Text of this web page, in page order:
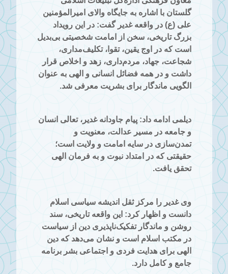
گلستان با اشاره به جایگاه والای امیرالمؤمنین
علی (ع) در واقعه غدیر گفت: در این رویداد
بزرگ تاریخی، سخن از امامت شخصیتی بی‌بدیل
است که در اوج یقین، تقوا، تکلیف‌مداری،
شجاعت، جهاد، مردم‌داری، زهد و اخلاص قرار
داشت و در همه فضائل انسانی و الهی به عنوان
الگویی ماندگار برای بشریت معرفی شد.
دیلمی ادامه داد: پیام جاودانه غدیر، تعالی انسان
و جامعه در مسیر عدالت، معنویت و
تمدن‌سازی در سایه امامت و ولایت است؛
حقیقتی که در امتداد نبوت و به فرمان الهی
تحقق یافت.
وی غدیر را مرکز ثقل اندیشه سیاسی اسلام
دانست و اظهار کرد: این واقعه تاریخی، سند
روشن و ماندگار تفکیک‌ناپذیری دین از سیاست
در مکتب اسلام است و نشان می‌دهد که دین
الهی برای هدایت فردی و اجتماعی بشر برنامه
جامع و کامل دارد.